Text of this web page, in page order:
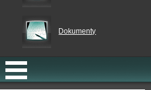
Dokumenty